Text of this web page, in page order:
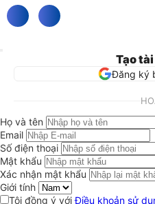
Tạo
Đăng ký
Họ và tên
Email
Số điện thoại
Mật khẩu
Xác nhận mật khẩu
Giới tính
Tôi đồng ý vớiĐiều khoản sử